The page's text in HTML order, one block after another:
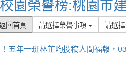
校園榮譽榜:桃園市
回首頁 請選擇榮譽事項 請選
五年一班林芷昀投稿人間福報，